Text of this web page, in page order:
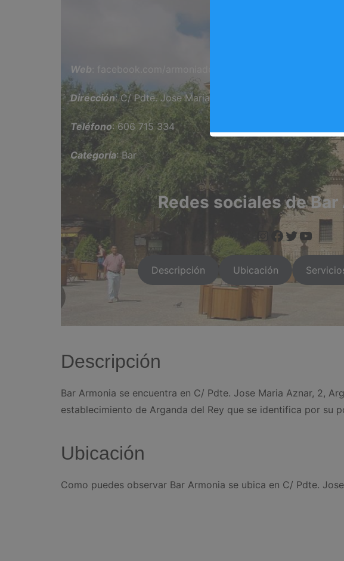
Web : facebook.com/armoniadearganda
Dirección: C/ Pdte. Jose Maria Aznar, 2, Arganda del Rey
Teléfono: 606 715 334
Categoría: Bar
Redes sociales de Bar
https://www.instagram.com/arganda.info/?next=%2F
https://www.facebook.com/
https://
Descripción Ubicación
Descripción
Bar Armonia se encuentra en C/ Pdte. Jose Maria Aznar, 2,
establecimiento de Arganda del Rey que se identifica por su
Ubicación
Como puedes observar Bar Armonia se ubica en C/ Pdte.